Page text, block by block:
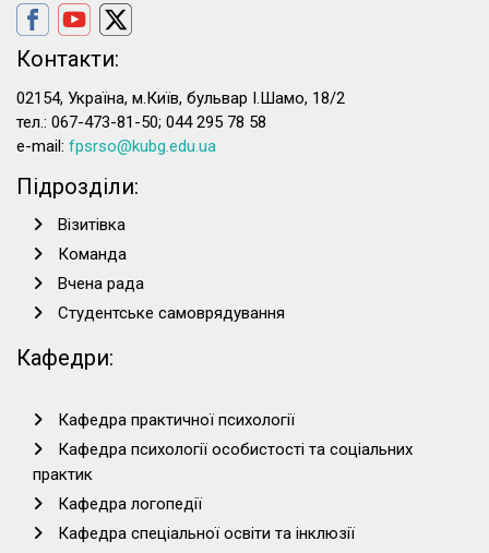
Контакти:
02154, Україна, м.Київ, бульвар І.Шамо, 18/2
тел.: 067-473-81-50; 044 295 78 58
e-mail: fpsrso@kubg.edu.ua
Підрозділи:
Візитівка
Команда
Вчена рада
Студентське самоврядування
Кафедри:
Кафедра практичної психології
Кафедра психології особистості та соціальних
практик
Кафедра логопедії
Кафедра спеціальної освіти та інклюзії